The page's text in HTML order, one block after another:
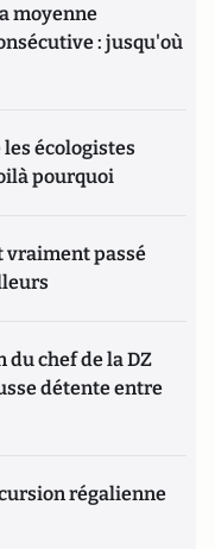
moyenne
: jusqu'où
les écologistes
pourquoi
vraiment passé
du chef de la DZ
détente entre
régalienne